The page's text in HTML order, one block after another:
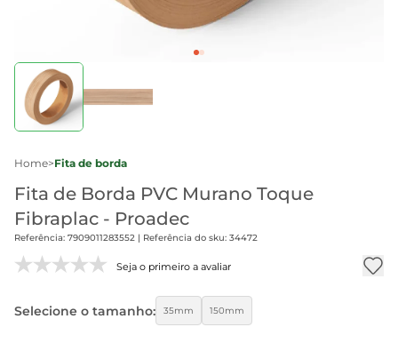
Home>Fita de borda
Fita de Borda PVC Murano Toque
Fibraplac - Proadec
Referência: 7909011283552 | Referência do sku: 34472
Seja o primeiro a avaliar
Selecione o tamanho: 35mm 150mm